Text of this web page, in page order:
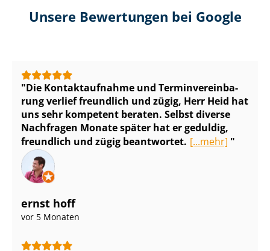
Unsere Bewertungen bei Google
Die Kontaktaufnahme und Ter­min­ver­ein­ba­
rung verlief freundlich und zügig, Herr Heid hat
uns sehr kompetent beraten. Selbst diverse
Nachfragen Monate später hat er geduldig,
freundlich und zügig beantwortet. [...mehr]
ernst hoff
vor 5 Monaten